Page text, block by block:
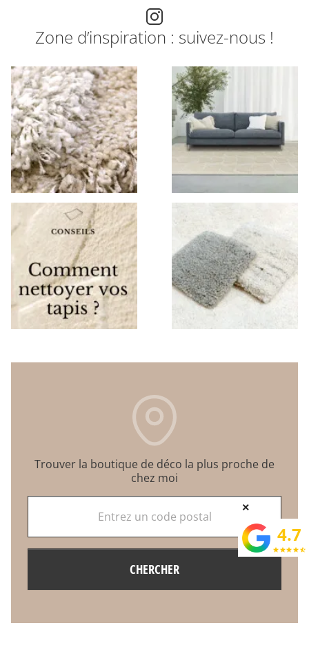
Zone d’inspiration : suivez-nous !
Trouver la boutique de déco la plus proche de
chez moi
CHERCHER
×
4.7
star starstar star star_half